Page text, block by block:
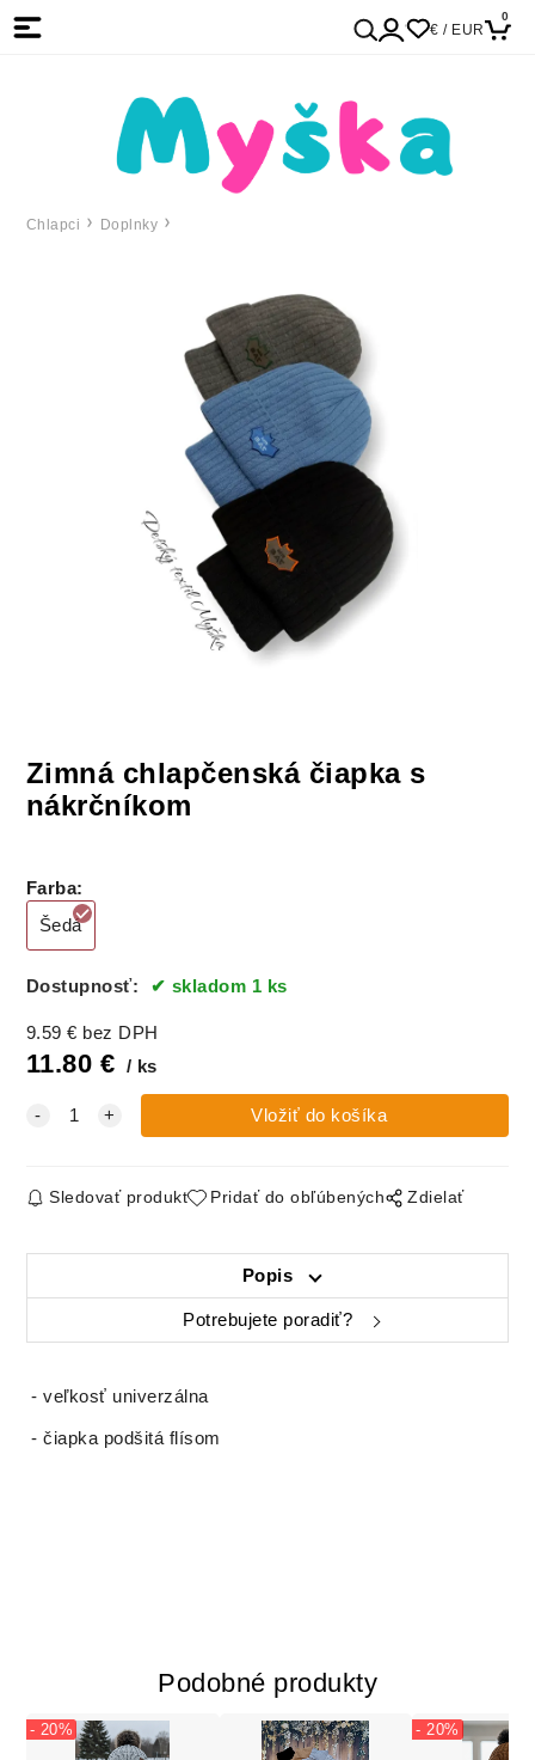
€ / EUR
0
Chlapci Doplnky
Zimná chlapčenská čiapka s
nákrčníkom
Farba:
Šedá
Dostupnosť: skladom 1 ks
9.59 € bez DPH
11.80 € ks
Sledovať produkt Pridať do obľúbených Zdielať
Popis
Potrebujete poradiť?
- veľkosť univerzálna
- čiapka podšitá flísom
Podobné produkty
- 20% - 20%